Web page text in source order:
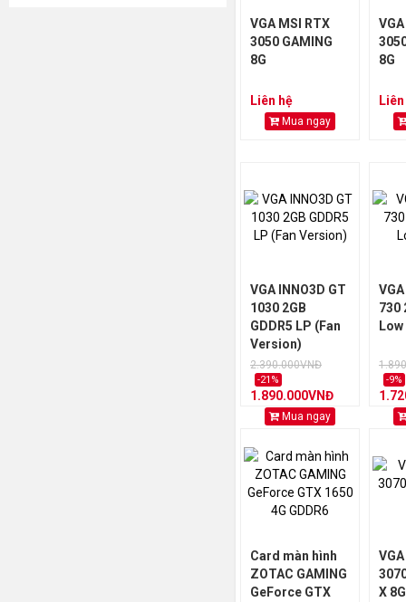
VGA MSI RTX
3050 GAMING
8G
Liên hệ
Mua ngay
8G
VGA INNO3D GT
1030 2GB
GDDR5 LP (Fan
Version)
2.390.000VNĐ
-21%
1.890.000VNĐ
Mua ngay
730
-9%
Card màn hình
ZOTAC GAMING
GeForce GTX
X 8G